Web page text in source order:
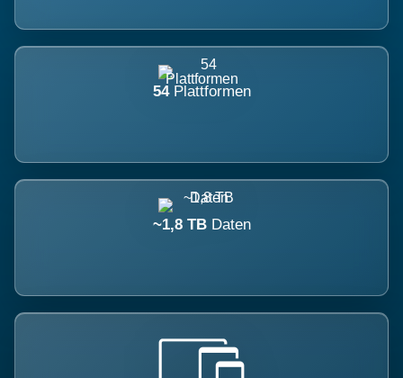
54 Plattformen
~1,8 TB Daten